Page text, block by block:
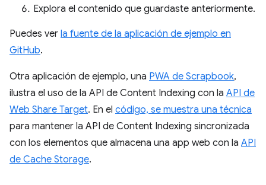
Explora el contenido que guardaste anteriormente.
Puedes ver la fuente de la aplicación de ejemplo en
GitHub.
Otra aplicación de ejemplo, una PWA de Scrapbook,
ilustra el uso de la API de Content Indexing con la API de
Web Share Target. En el código, se muestra una técnica
para mantener la API de Content Indexing sincronizada
con los elementos que almacena una app web con la API
de Cache Storage.